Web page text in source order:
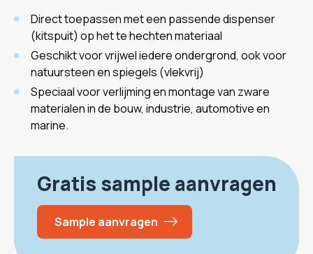
Direct toepassen met een passende dispenser
(kitspuit) op het te hechten materiaal
Geschikt voor vrijwel iedere ondergrond, ook voor
natuursteen en spiegels (vlekvrij)
Speciaal voor verlijming en montage van zware
materialen in de bouw, industrie, automotive en
marine.
Gratis sample aanvragen
Sample aanvragen